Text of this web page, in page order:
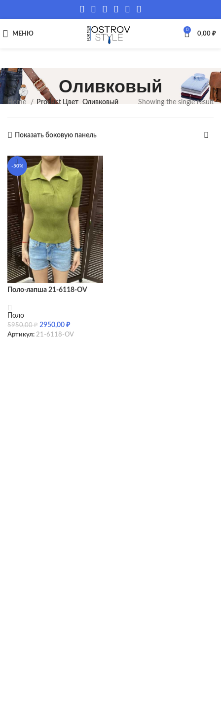
МЕНЮ
0
0,00 ₽
Оливковый
Home Product Цвет Оливковый Showing the single result
Показать боковую панель
-50%
Поло-лапша 21-6118-OV
Поло
5950,00₽ 2950,00 ₽
Артикул: 21-6118-OV